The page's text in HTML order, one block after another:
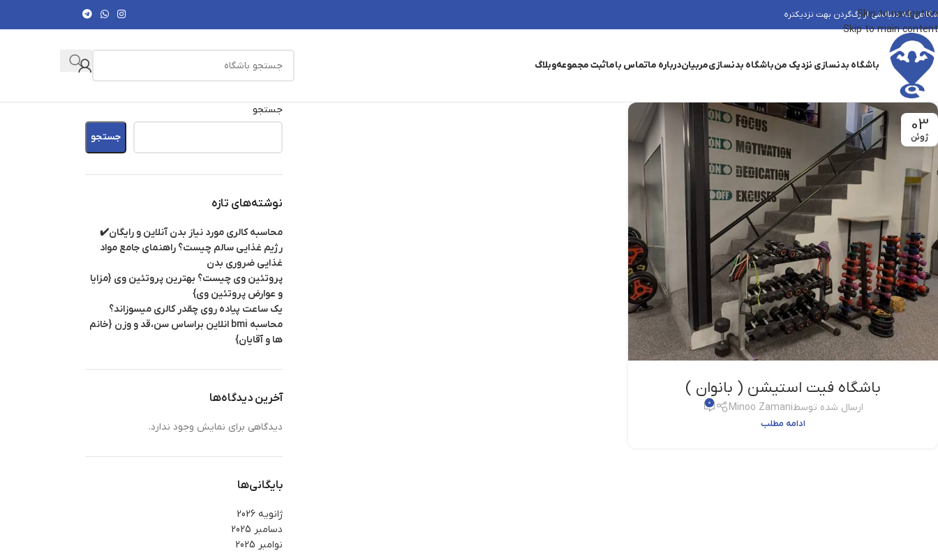
Skip to navigation
Skip to main content
که دنبالشی از رگ‌گردن بهت نزدیکتره
باشگاه بدنسازی نزدیک منباشگاه بدنسازیمربیاندرباره ماتماس باماثبت مجموعهوبلاگ
03
ژوئن
باشگاه فیت استیشن ( بانوان )
ارسال شده توسطMinoo Zamani
0
ادامه مطلب
جستجو
جستجو
نوشته‌های تازه
محاسبه کالری مورد نیاز بدن آنلاین و رایگان✔️
رژیم غذایی سالم چیست؟ راهنمای جامع مواد
غذایی ضروری بدن
پروتئین وی چیست؟ بهترین پروتئین وی {مزایا
و عوارض پروتئین وی}
یک ساعت پیاده روی چقدر کالری میسوزاند؟
محاسبه bmi انلاین براساس سن،قد و وزن {خانم
ها و آقایان}
آخرین دیدگاه‌ها
دیدگاهی برای نمایش وجود ندارد.
بایگانی‌ها
ژانویه 2026
دسامبر 2025
نوامبر 2025